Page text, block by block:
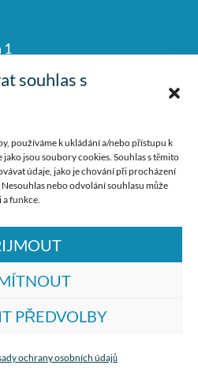
souhlas s
používáme k ukládání a/nebo přístupu k
jsou soubory cookies. Souhlas s těmito
údaje, jako je chování při procházení
nebo odvolání souhlasu může
funkce.
PŘEDVOLBY
ochrany osobních údajů
1
s.r.o.